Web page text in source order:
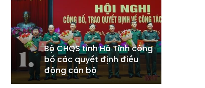
Bộ CHQS tỉnh Hà Tĩnh công
bố các quyết định điều
động cán bộ